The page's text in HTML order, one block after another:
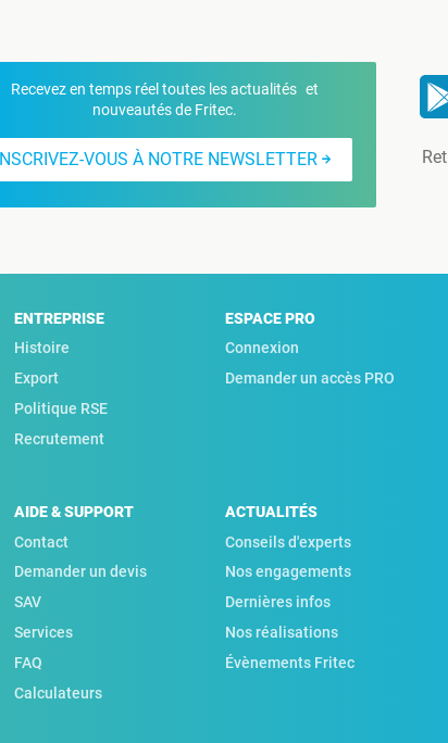
Recevez en temps réel toutes les actualités et
nouveautés de Fritec.
INSCRIVEZ-VOUS À NOTRE NEWSLETTER
ENTREPRISE
Histoire
Export
Politique RSE
Recrutement
ESPACE PRO
Connexion
Demander un accès PRO
AIDE & SUPPORT
Contact
Demander un devis
SAV
Services
FAQ
Calculateurs
ACTUALITÉS
Conseils d'experts
Nos engagements
Dernières infos
Nos réalisations
Évènements Fritec